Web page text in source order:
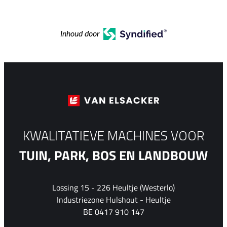
Inhoud door
KWALITATIEVE MACHINES VOOR
TUIN, PARK, BOS EN LANDBOUW
Lossing 15 - 226 Heultje (Westerlo)
Industriezone Hulshout - Heultje
BE 0417 910 147